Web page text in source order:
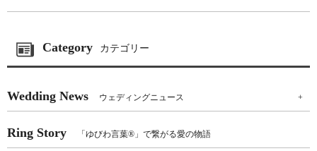
Category カテゴリー
Wedding News ウェディングニュース +
Ring Story 「ゆびわ言葉®」で繋がる愛の物語